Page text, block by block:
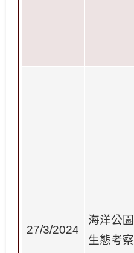
27/3/2024
海洋公園
生態考察